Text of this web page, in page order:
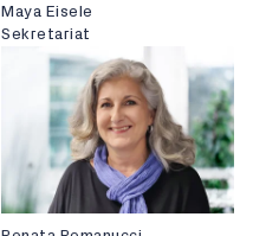
Maya Eisele
Sekretariat